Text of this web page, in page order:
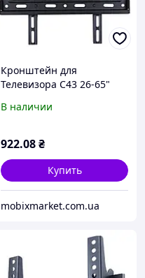
Кронштейн для
Телевизора C43 26-65"
В наличии
922.08₴
Купить
mobixmarket.com.ua